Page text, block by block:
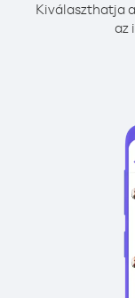
Kiválaszthatja
az